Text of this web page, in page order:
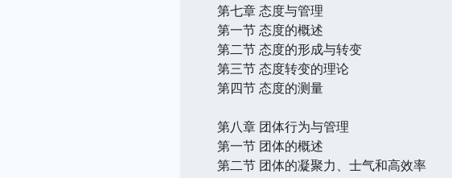
第七章 态度与管理
第一节 态度的概述
第二节 态度的形成与转变
第三节 态度转变的理论
第四节 态度的测量
第八章 团体行为与管理
第一节 团体的概述
第二节 团体的凝聚力、士气和高效率